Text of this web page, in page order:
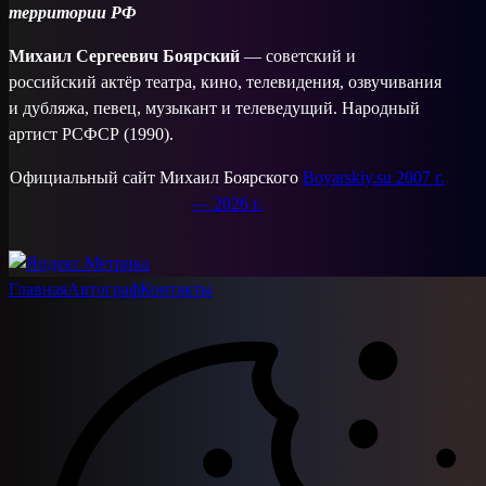
территории РФ
Михаил Сергеевич Боярский — советский и
российский актёр театра, кино, телевидения, озвучивания
и дубляжа, певец, музыкант и телеведущий. Народный
артист РСФСР (1990).
Официальный сайт Михаил БоярскогоBoyarskiy.su 2007 г.
— 2026 г.
ГлавнаяАвтографКонтакты